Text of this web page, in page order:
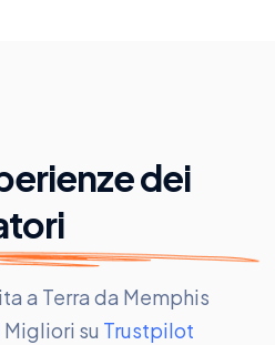
dei
a Terra da Memphis
su Trustpilot